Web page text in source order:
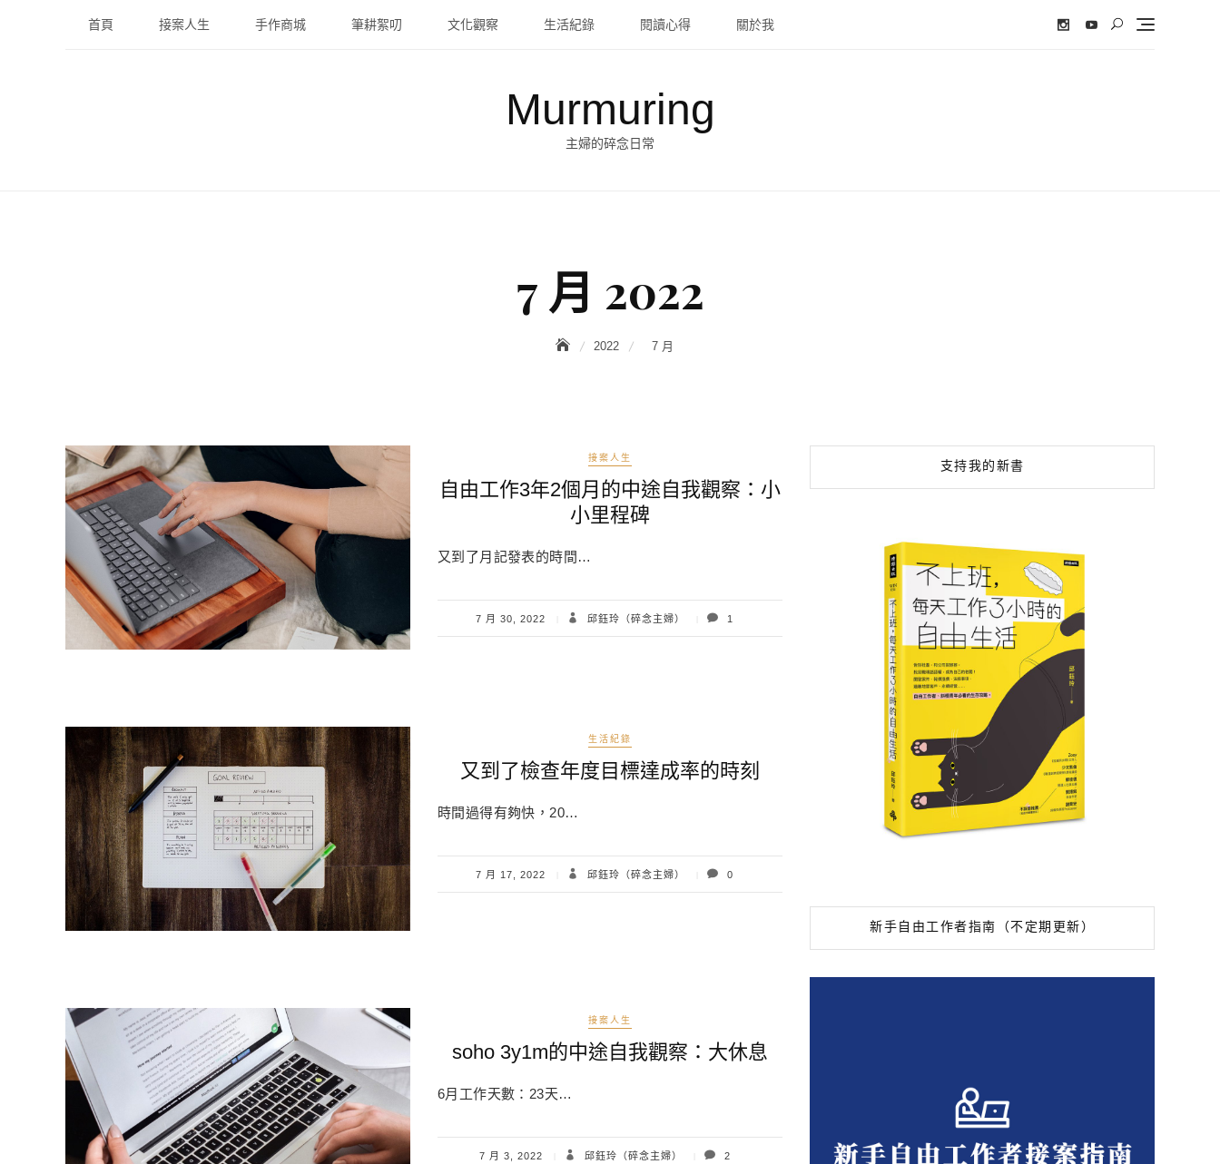
首頁 接案人生 手作商城 筆耕絮叨 文化觀察 生活紀錄 閱讀心得 關於我
Murmuring
主婦的碎念日常
7 月 2022
2022 7 月
接案人生
自由工作3年2個月的中途自我觀察：小
小里程碑
又到了月記發表的時間…
7 月 30, 2022 邱鈺玲（碎念主婦） 1
生活紀錄
又到了檢查年度目標達成率的時刻
時間過得有夠快，20…
7 月 17, 2022 邱鈺玲（碎念主婦） 0
接案人生
soho 3y1m的中途自我觀察：大休息
6月工作天數：23天…
7 月 3, 2022 邱鈺玲（碎念主婦） 2
支持我的新書
新手自由工作者指南（不定期更新）